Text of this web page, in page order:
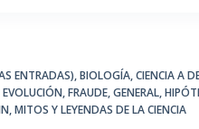
ENTRADAS),BIOLOGÍA,CIENCIA A
EVOLUCIÓN,FRAUDE,GENERAL,
,MITOS Y LEYENDAS DE LA CIENCIA